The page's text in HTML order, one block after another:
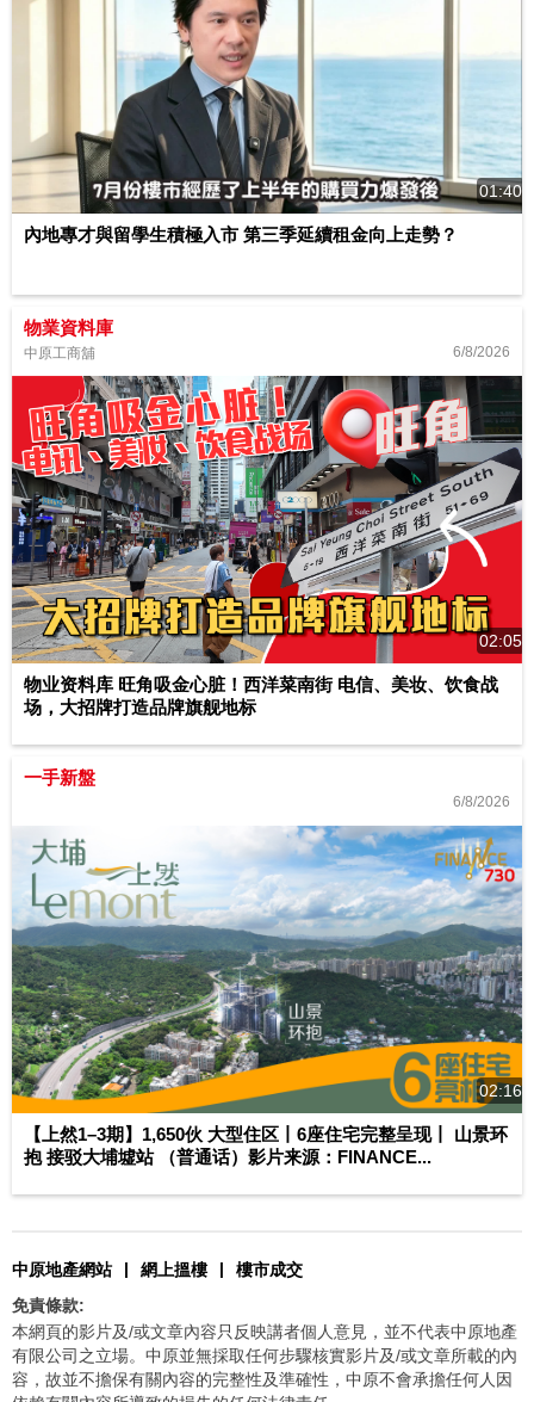
01:40
內地專才與留學生積極入市 第三季延續租金向上走勢？
物業資料庫
中原工商舖 6/8/2026
02:05
物业资料库 旺角吸金心脏！西洋菜南街 电信、美妆、饮食战
场，大招牌打造品牌旗舰地标
一手新盤
6/8/2026
02:16
【上然1–3期】1,650伙 大型住区丨6座住宅完整呈现丨 山景环
抱 接驳大埔墟站 （普通话）影片来源：FINANCE...
中原地產網站 | 網上搵樓 |
樓市成交
免責條款:
本網頁的影片及/或文章內容只反映講者個人意見，並不代表中原地產
有限公司之立場。中原並無採取任何步驟核實影片及/或文章所載的內
容，故並不擔保有關內容的完整性及準確性，中原不會承擔任何人因